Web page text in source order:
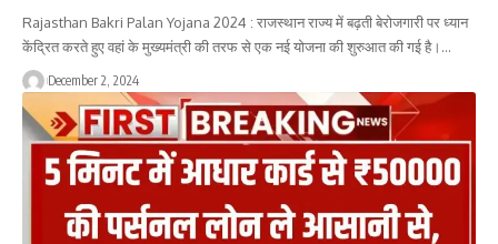
Rajasthan Bakri Palan Yojana 2024 : राजस्थान राज्य में बढ़ती बेरोजगारी पर ध्यान
केंद्रित करते हुए वहां के मुख्यमंत्री की तरफ से एक नई योजना की शुरुआत की गई है।…
December 2, 2024